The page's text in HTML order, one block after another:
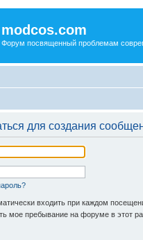
modcos.com
Форум посвященный проблемам
для создания
входить при каждом
мое пребывание на форуме в этот